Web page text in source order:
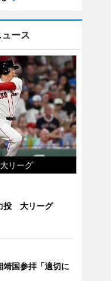
ース
リーグ
投 大リーグ
靖国参拝「適切に